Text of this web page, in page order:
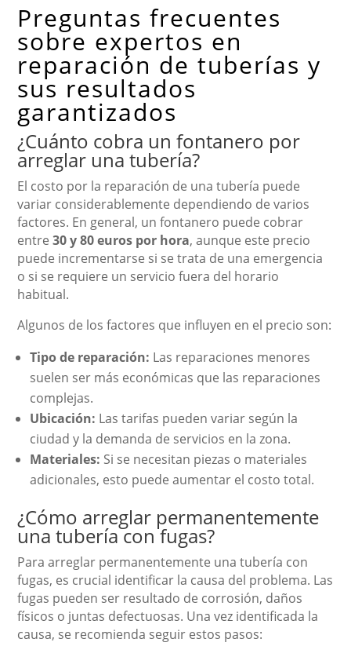
Preguntas frecuentes
sobre expertos en
reparación de tuberías y
sus resultados
garantizados
¿Cuánto cobra un fontanero por
arreglar una tubería?
El costo por la reparación de una tubería puede
variar considerablemente dependiendo de varios
factores. En general, un fontanero puede cobrar
entre30 y 80 euros por hora, aunque este precio
puede incrementarse si se trata de una emergencia
o si se requiere un servicio fuera del horario
habitual.
Algunos de los factores que influyen en el precio son:
Tipo de reparación: Las reparaciones menores
suelen ser más económicas que las reparaciones
complejas.
Ubicación: Las tarifas pueden variar según la
ciudad y la demanda de servicios en la zona.
Materiales: Si se necesitan piezas o materiales
adicionales, esto puede aumentar el costo total.
¿Cómo arreglar permanentemente
una tubería con fugas?
Para arreglar permanentemente una tubería con
fugas, es crucial identificar la causa del problema. Las
fugas pueden ser resultado de corrosión, daños
físicos o juntas defectuosas. Una vez identificada la
causa, se recomienda seguir estos pasos: